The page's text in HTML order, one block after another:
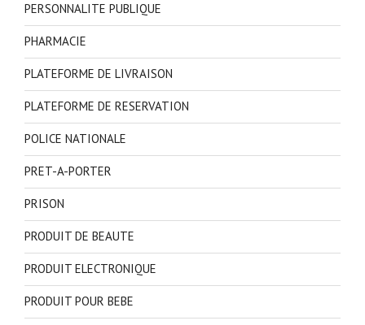
PERSONNALITE PUBLIQUE
PHARMACIE
PLATEFORME DE LIVRAISON
PLATEFORME DE RESERVATION
POLICE NATIONALE
PRET-A-PORTER
PRISON
PRODUIT DE BEAUTE
PRODUIT ELECTRONIQUE
PRODUIT POUR BEBE